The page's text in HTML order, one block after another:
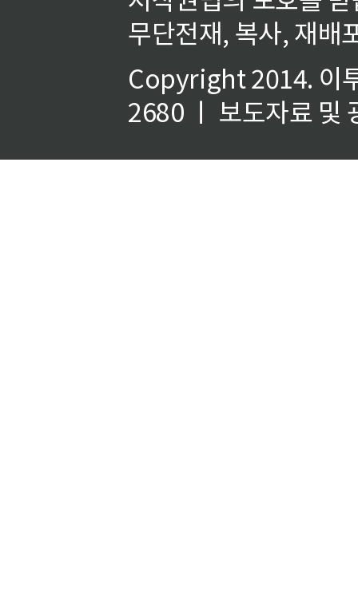
무단전재, 복사, 재배
Copyright 2014. 이
2680 ㅣ 보도자료